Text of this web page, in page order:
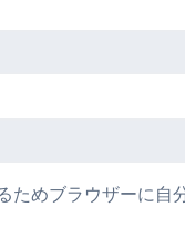
ためブラウザーに自